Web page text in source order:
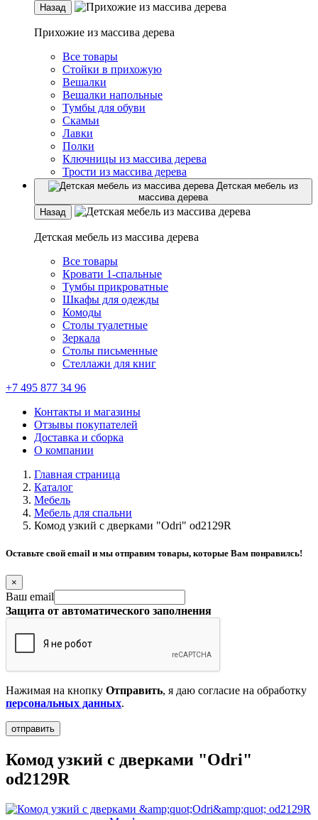
Назад
Прихожие из массива дерева
Все товары
Стойки в прихожую
Вешалки
Вешалки напольные
Тумбы для обуви
Скамьи
Лавки
Полки
Ключницы из массива дерева
Трости из массива дерева
Детская мебель из
массива дерева
Назад
Детская мебель из массива дерева
Все товары
Кровати 1-спальные
Тумбы прикроватные
Шкафы для одежды
Комоды
Столы туалетные
Зеркала
Столы письменные
Стеллажи для книг
+7 495 877 34 96
Контакты и магазины
Отзывы покупателей
Доставка и сборка
О компании
Главная страница
Каталог
Мебель
Мебель для спальни
Комод узкий с дверками "Odri" od2129R
Оставьте свой email и мы отправим товары, которые Вам понравилсь!
×
Ваш email
Защита от автоматического заполнения
Нажимая на кнопку Отправить, я даю согласие на обработку
персональных данных.
Комод узкий с дверками "Odri"
od2129R